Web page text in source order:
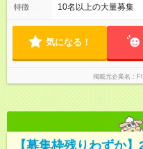
(5)22:00～7:00
特徴 10名以上の大量募集
気になる！
掲載元企業名
【募集枠残りわずか